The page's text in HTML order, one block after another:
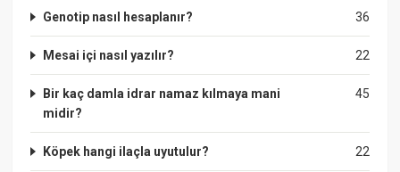
36
Genotip nasıl hesaplanır?
22
Mesai içi nasıl yazılır?
45
Bir kaç damla idrar namaz kılmaya mani
midir?
22
Köpek hangi ilaçla uyutulur?